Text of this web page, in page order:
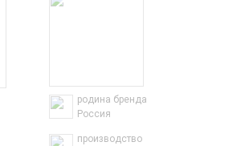
родина бренда
Россия
производство